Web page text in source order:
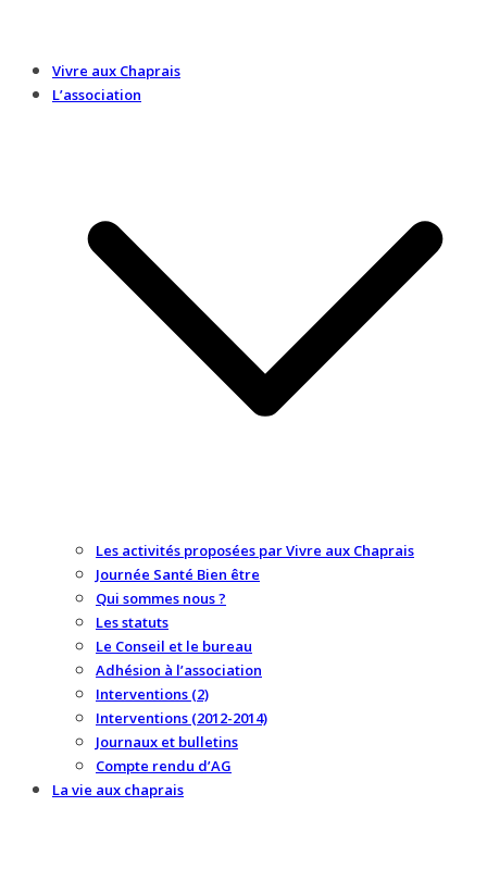
Vivre aux Chaprais
L’association
Les activités proposées par Vivre aux Chaprais
Journée Santé Bien être
Qui sommes nous ?
Les statuts
Le Conseil et le bureau
Adhésion à l’association
Interventions (2)
Interventions (2012-2014)
Journaux et bulletins
Compte rendu d’AG
La vie aux chaprais